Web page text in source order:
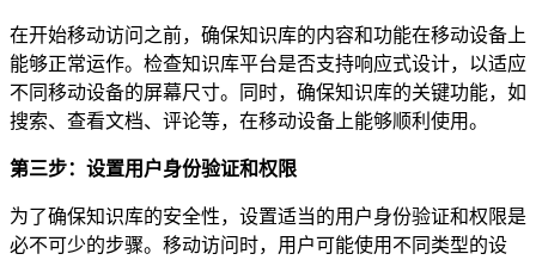
在开始移动访问之前，确保知识库的内容和功能在移动设备上
能够正常运作。检查知识库平台是否支持响应式设计，以适应
不同移动设备的屏幕尺寸。同时，确保知识库的关键功能，如
搜索、查看文档、评论等，在移动设备上能够顺利使用。
第三步：设置用户身份验证和权限
为了确保知识库的安全性，设置适当的用户身份验证和权限是
必不可少的步骤。移动访问时，用户可能使用不同类型的设